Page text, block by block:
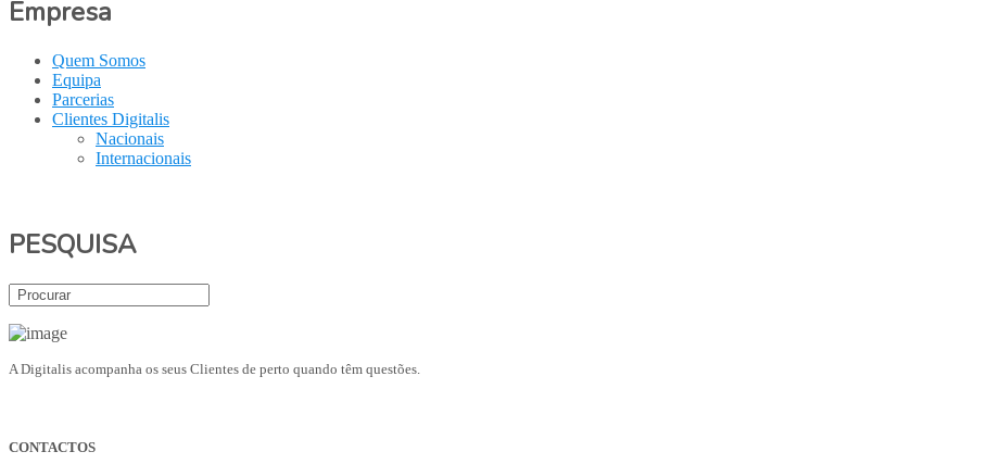
Empresa
Quem Somos
Equipa
Parcerias
Clientes Digitalis
Nacionais
Internacionais
PESQUISA
A Digitalis acompanha os seus Clientes de perto quando têm questões.
CONTACTOS